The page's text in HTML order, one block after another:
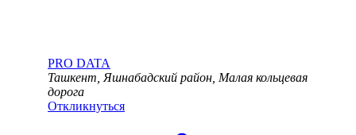
PRO DATA
Ташкент, Яшнабадский район, Малая кольцевая
дорога
Откликнуться